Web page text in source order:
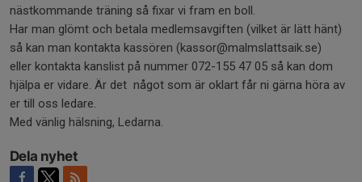
nästkommande träning så fixar vi fram en boll.
Har man glömt och betala medlemsavgiften (vilket är lätt hänt)
så kan man kontakta kassören (kassor@malmslattsaik.se)
eller kontakta kanslist på nummer 072-155 47 05 så kan dom
hjälpa er vidare. Är det något som är oklart får ni gärna höra av
er till oss ledare.
Med vänlig hälsning, Ledarna.
Dela nyhet